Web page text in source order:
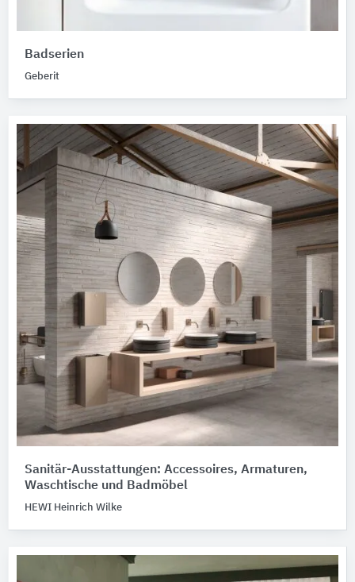
Badserien
Geberit
Sanitär-Ausstattungen: Accessoires, Armaturen,
Waschtische und Badmöbel
HEWI Heinrich Wilke